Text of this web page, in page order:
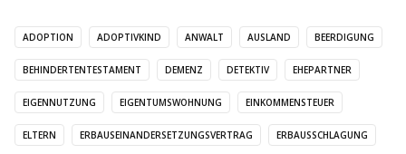
ADOPTION ADOPTIVKIND ANWALT AUSLAND BEERDIGUNG
BEHINDERTENTESTAMENT DEMENZ DETEKTIV EHEPARTNER
EIGENNUTZUNG EIGENTUMSWOHNUNG EINKOMMENSTEUER
ELTERN ERBAUSEINANDERSETZUNGSVERTRAG ERBAUSSCHLAGUNG